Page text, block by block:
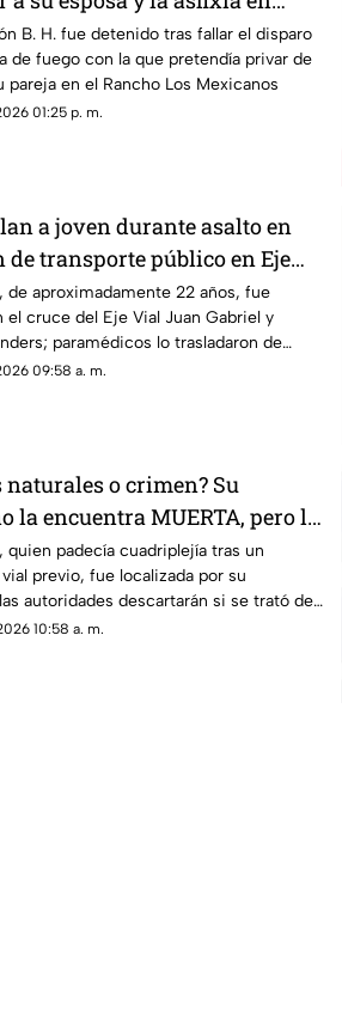
B. H. fue detenido tras fallar el disparo
de fuego con la que pretendía privar de
pareja en el Rancho Los Mexicanos
01:25 p. m.
a joven durante asalto en
de transporte público en Eje
de aproximadamente 22 años, fue
el cruce del Eje Vial Juan Gabriel y
paramédicos lo trasladaron de
a un hospital
09:58 a. m.
naturales o crimen? Su
la encuentra MUERTA, pero la
su cuerpo desata sospechas
quien padecía cuadriplejía tras un
previo, fue localizada por su
autoridades descartarán si se trató de
o un hecho delictivo
10:58 a. m.